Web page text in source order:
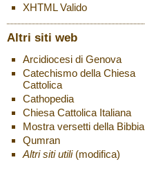
XHTMLValido
Altri siti web
Arcidiocesi di Genova
Catechismo della Chiesa
Cattolica
Cathopedia
Chiesa Cattolica Italiana
Mostra versetti della Bibbia
Qumran
Altri siti utili (modifica)